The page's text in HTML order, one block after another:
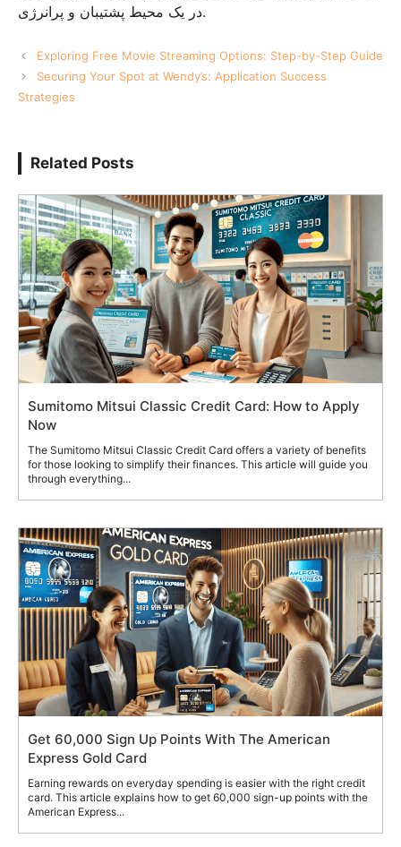
در یک محیط پشتیبان و پرانرژی.
Exploring Free Movie Streaming Options: Step-by-Step Guide
Securing Your Spot at Wendy’s: Application Success
Strategies
Related Posts
Sumitomo Mitsui Classic Credit Card: How to Apply
Now
The Sumitomo Mitsui Classic Credit Card offers a variety of benefits
for those looking to simplify their finances. This article will guide you
through everything...
Get 60,000 Sign Up Points With The American
Express Gold Card
Earning rewards on everyday spending is easier with the right credit
card. This article explains how to get 60,000 sign-up points with the
American Express...